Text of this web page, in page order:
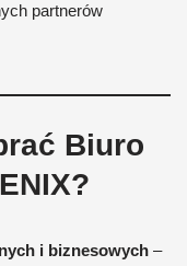
partnerów
Biuro
i biznesowych –